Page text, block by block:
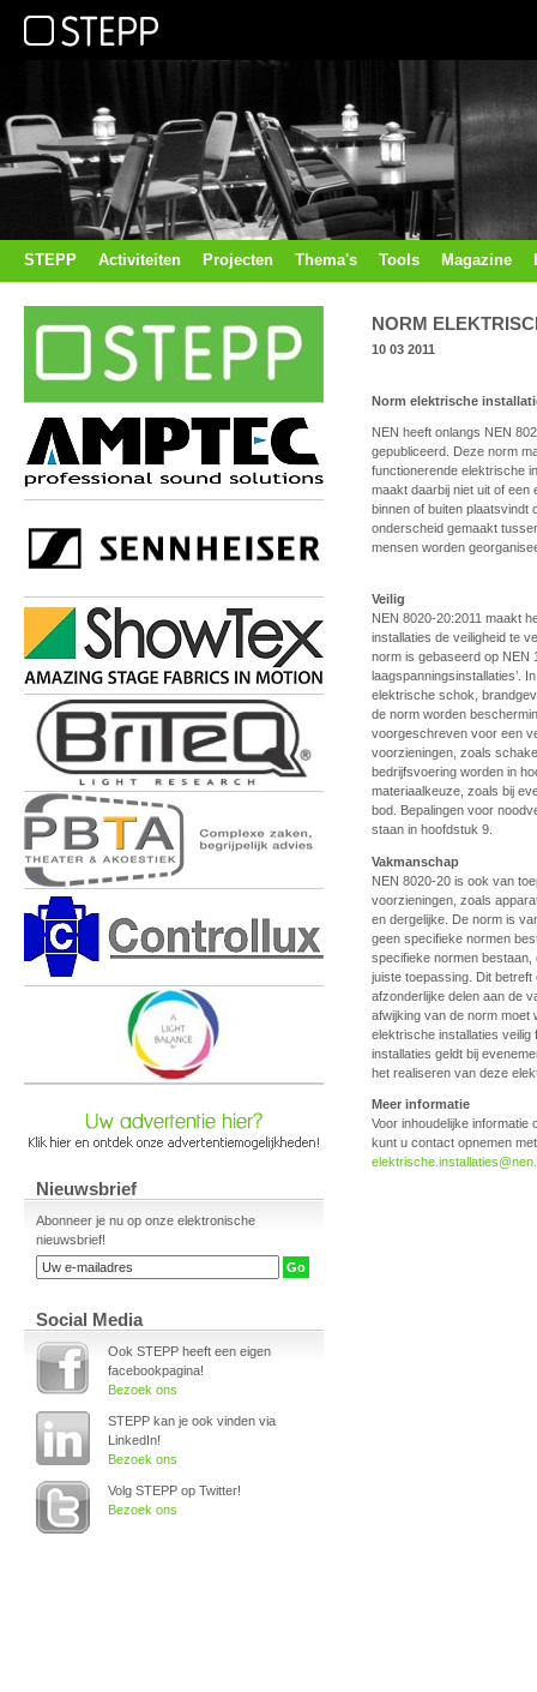
STEPP Activiteiten Projecten Thema's Tools Magazine
Nieuwsbrief
Abonneer je nu op onze elektronische
nieuwsbrief!
Social Media
Ook STEPP heeft een eigen
facebookpagina!
Bezoek ons
STEPP kan je ook vinden via
LinkedIn!
Bezoek ons
Volg STEPP op Twitter!
Bezoek ons
NORM
10 03 2011
Norm elektrische
NEN heeft onlangs NEN
gepubliceerd. Deze norm
functionerende elektrische
maakt daarbij niet uit of een
binnen of buiten plaatsvindt
onderscheid gemaakt
mensen worden
Veilig
NEN 8020-20:2011 maakt
installaties de veiligheid te
norm is gebaseerd op NEN
laagspanningsinstallaties’.
elektrische schok,
de norm worden
voorgeschreven voor een
voorzieningen, zoals
bedrijfsvoering worden in
materiaalkeuze, zoals bij
bod. Bepalingen voor
staan in hoofdstuk 9.
Vakmanschap
NEN 8020-20 is ook van
voorzieningen, zoals
en dergelijke. De norm is
geen specifieke normen
specifieke normen bestaan,
juiste toepassing. Dit
afzonderlijke delen aan de
afwijking van de norm moet
elektrische installaties veilig
installaties geldt bij
het realiseren van deze
Meer informatie
Voor inhoudelijke
kunt u contact opnemen